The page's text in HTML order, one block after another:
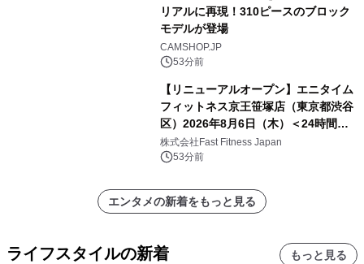
リアルに再現！310ピースのブロック
モデルが登場
CAMSHOP.JP
53分前
【リニューアルオープン】エニタイム
フィットネス京王笹塚店（東京都渋谷
区）2026年8月6日（木）＜24時間年
中無休のフィットネスジム＞
株式会社Fast Fitness Japan
53分前
エンタメの新着をもっと見る
ライフスタイルの新着 もっと見る